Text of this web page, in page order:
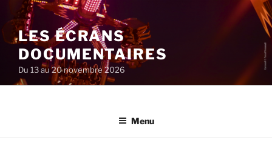
au
contenu
principal
LES ÉCRANS
DOCUMENTAIRES
Du 13 au 20 novembre 2026
Menu